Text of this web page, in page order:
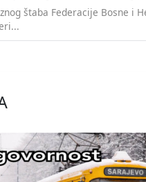
štaba Federacije Bosne i